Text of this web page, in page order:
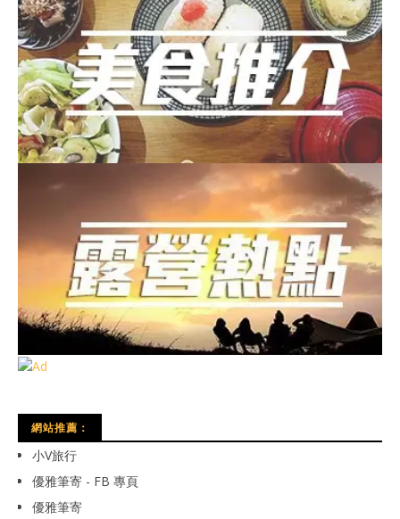
網站推薦：
小V旅行
優雅筆寄 - FB 專頁
優雅筆寄